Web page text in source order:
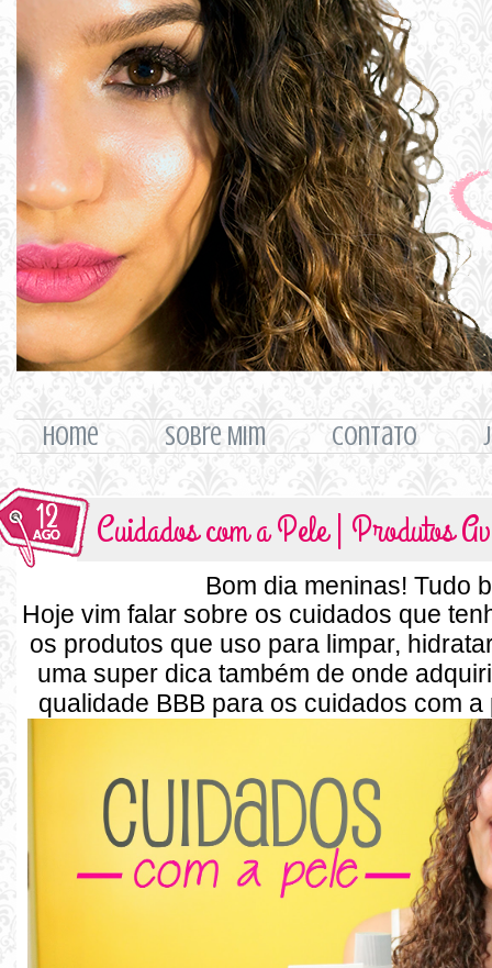
home Sobre Mim Contato
12
AGO Cuidados com a Pele | Produtos
Bom dia meninas! Tudo
Hoje vim falar sobre os cuidados que
os produtos que uso para limpar,
uma super dica também de onde
qualidade BBB para os cuidados com